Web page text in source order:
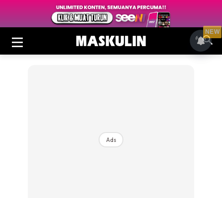
Ads
NEW